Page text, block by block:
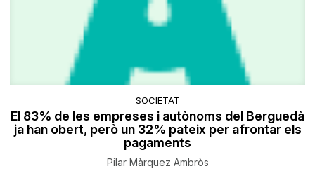
SOCIETAT
El 83% de les empreses i autònoms del Berguedà
ja han obert, però un 32% pateix per afrontar els
pagaments
Pilar Màrquez Ambròs